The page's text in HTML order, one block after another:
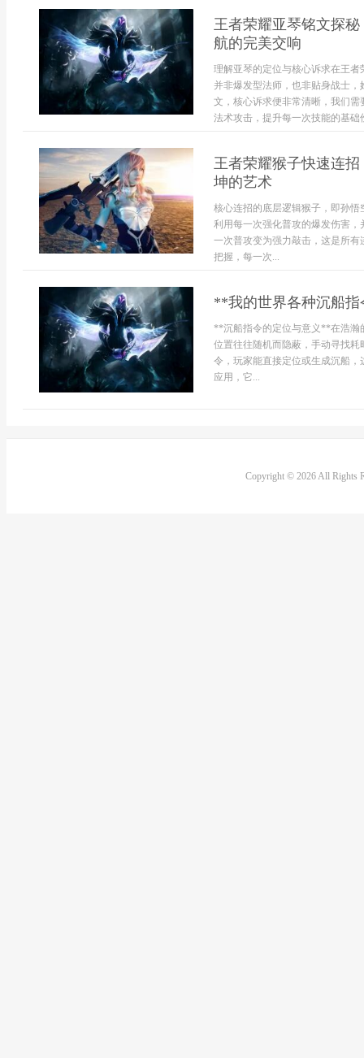
王者荣耀亚琴铭文探
航的完美交响
理解亚琴的定位与核心诉求在王
并非爆发型法师，也非贴身战士
文，核心诉求便非常清晰，我们
法术攻击，提升每一次技能的基
王者荣耀猴子快速连
坤的艺术
核心连招的底层逻辑猴子，即孙
利用每一次强化普攻的爆发伤害
一次普攻变为强力敲击，这是所
把握，每一次...
**我的世界各种沉船
**沉船指令的定位与意义**在浩瀚
位置往往随机而隐蔽，手动寻找
令，玩家能直接定位或生成沉船
应用，它...
Copyright © 2026 All Rights